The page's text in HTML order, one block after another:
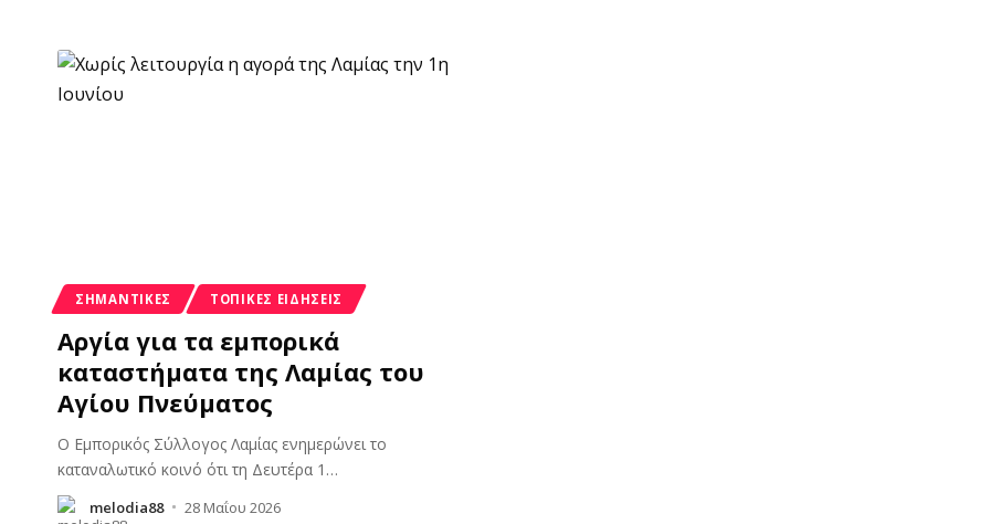
ΣΗΜΑΝΤΙΚΈΣ ΤΟΠΙΚΈΣ ΕΙΔΉΣΕΙΣ
Αργία για τα εμπορικά
καταστήματα της Λαμίας του
Αγίου Πνεύματος
Ο Εμπορικός Σύλλογος Λαμίας ενημερώνει το
καταναλωτικό κοινό ότι τη Δευτέρα 1 …
melodia88 28 Μαΐου 2026